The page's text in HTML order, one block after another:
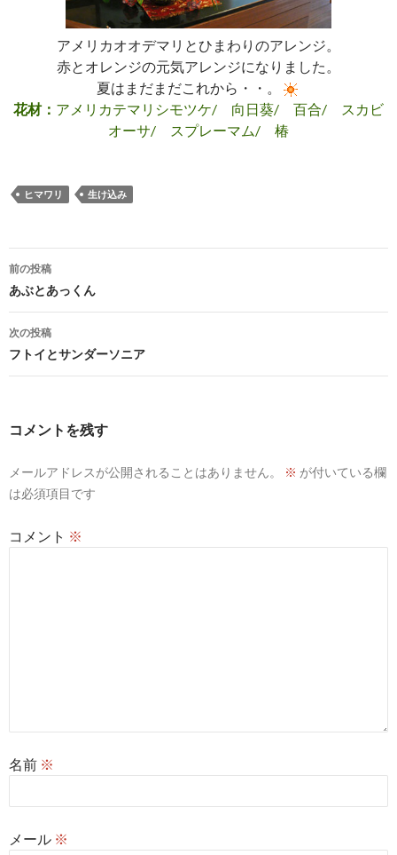
アメリカオオデマリとひまわりのアレンジ。
赤とオレンジの元気アレンジになりました。
夏はまだまだこれから・・。
花材： アメリカテマリシモツケ/ 向日葵/ 百合/ スカビ
オーサ/ スプレーマム/ 椿
ヒマワリ 生け込み
投
稿
ナ
ビ
ゲ
ョ
前の投稿
あぶとあっくん
次の投稿
フトイとサンダーソニア
コメントを残す
メールアドレスが公開されることはありません。 ※ が付いている欄
は必須項目です
コメント ※
名前 ※
メール ※